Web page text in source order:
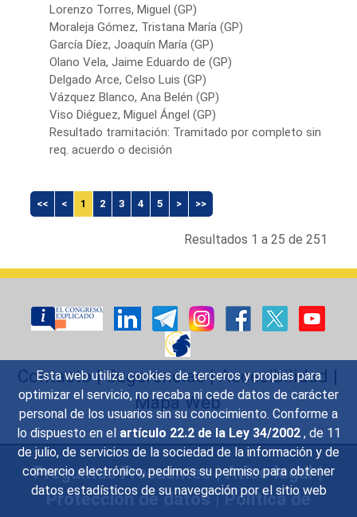
Esta web utiliza cookies de terceros y propias para
optimizar el servicio, no recaba ni cede datos de carácter
personal de los usuarios sin su conocimiento. Conforme a
lo dispuesto en el artículo 22.2 de la Ley 34/2002 , de 11
de julio, de servicios de la sociedad de la información y de
comercio electrónico, pedimos su permiso para obtener
datos estadísticos de su navegación por el sitio web
Lorenzo Torres, Miguel (GP)
Moraleja Gómez, Tristana María (GP)
García Díez, Joaquín María (GP)
Olano Vela, Jaime Eduardo de (GP)
Delgado Arce, Celso Luis (GP)
Vázquez Blanco, Ana Belén (GP)
Viso Diéguez, Miguel Ángel (GP)
Resultado tramitación: Tramitado por completo sin
req. acuerdo o decisión
<< < 1 2 3 4 5 > >>
Resultados 1 a 25 de 251
Contacto|Sugerencias|Accesibilidad |
Mapa Web
Preguntas Frecuentes|Aviso legal|
Protección de datos|Política de